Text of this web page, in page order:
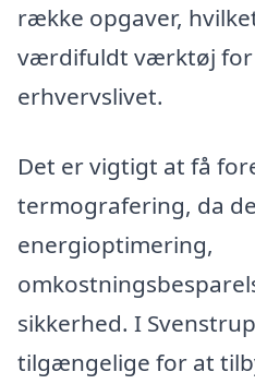
række opgaver,
værdifuldt værktøj for
erhvervslivet.
Det er vigtigt at få
termografering, da
energioptimering,
sikkerhed. I
tilgængelige for at